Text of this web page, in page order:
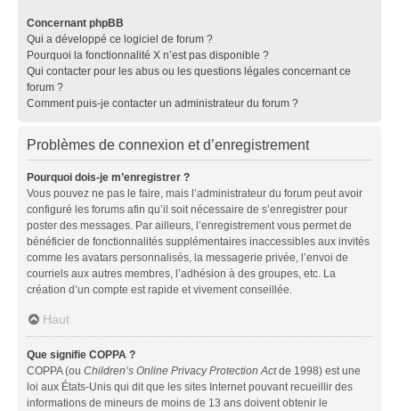
Concernant phpBB
Qui a développé ce logiciel de forum ?
Pourquoi la fonctionnalité X n’est pas disponible ?
Qui contacter pour les abus ou les questions légales concernant ce
forum ?
Comment puis-je contacter un administrateur du forum ?
Problèmes de connexion et d’enregistrement
Pourquoi dois-je m’enregistrer ?
Vous pouvez ne pas le faire, mais l’administrateur du forum peut avoir
configuré les forums afin qu’il soit nécessaire de s’enregistrer pour
poster des messages. Par ailleurs, l’enregistrement vous permet de
bénéficier de fonctionnalités supplémentaires inaccessibles aux invités
comme les avatars personnalisés, la messagerie privée, l’envoi de
courriels aux autres membres, l’adhésion à des groupes, etc. La
création d’un compte est rapide et vivement conseillée.
Haut
Que signifie COPPA ?
COPPA (ou Children’s Online Privacy Protection Actde 1998) est une
loi aux États-Unis qui dit que les sites Internet pouvant recueillir des
informations de mineurs de moins de 13 ans doivent obtenir le